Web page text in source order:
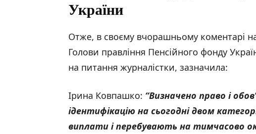
України
Отже, в своєму вчорашньому коментарі
Голови правління Пенсійного фонду
на питання журналістки, зазначила:
Ірина Ковпашко: “Визначено право і
ідентифікацію на сьогодні двом
виплати і перебувають на тимчасово